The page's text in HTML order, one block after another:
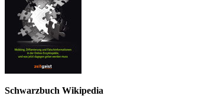
Schwarzbuch Wikipedia